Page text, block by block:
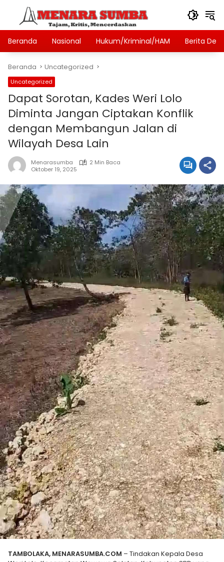
Langsung
konten
Beranda
Nasional Hukum/Kriminal/HAM Berita Desa
Beranda Uncategorized
Uncategorized
Dapat Sorotan, Kades Weri Lolo
Diminta Jangan Ciptakan Konflik
dengan Membangun Jalan di
Wilayah Desa Lain
Menarasumba
2 Min Baca
Oktober 19, 2025
TAMBOLAKA, MENARASUMBA.COM – Tindakan Kepala Desa